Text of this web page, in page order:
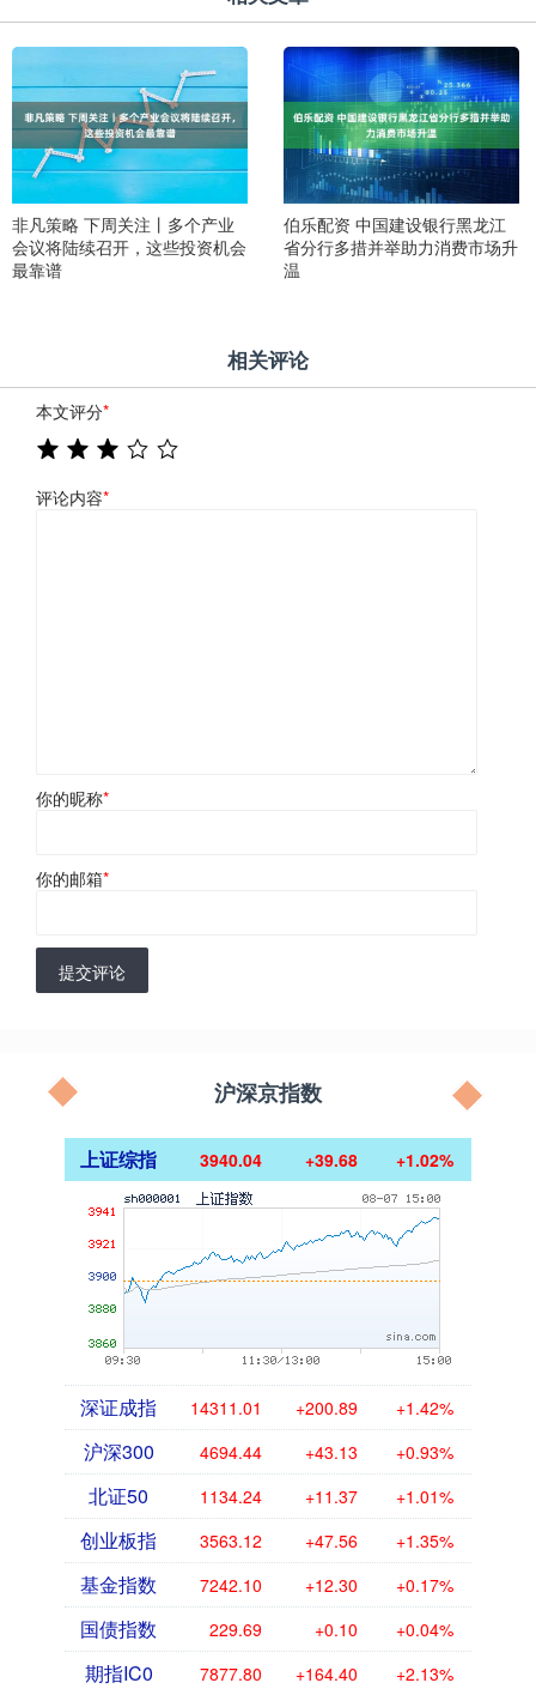
非凡策略 下周关注丨多个产业
会议将陆续召开，这些投资机会
最靠谱
伯乐配资 中国建设银行黑龙江
省分行多措并举助力消费市场升
温
相关评论
本文评分*
评论内容*
你的昵称*
你的邮箱*
提交评论
沪深京指数
上证综指 3940.04 +39.68 +1.02%
深证成指 14311.01 +200.89 +1.42%
沪深300 4694.44 +43.13 +0.93%
北证50 1134.24 +11.37 +1.01%
创业板指 3563.12 +47.56 +1.35%
基金指数 7242.10 +12.30 +0.17%
国债指数 229.69 +0.10 +0.04%
期指IC0 7877.80 +164.40 +2.13%